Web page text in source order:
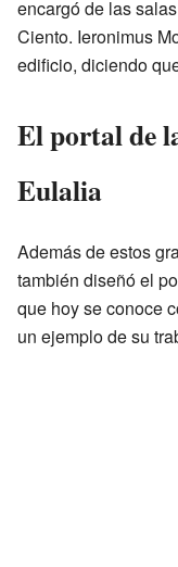
encargó de las
Ciento. Ieronimus
edificio, diciendo
El portal de
Eulalia
Además de estos
también diseñó el
que hoy se conoce
un ejemplo de su